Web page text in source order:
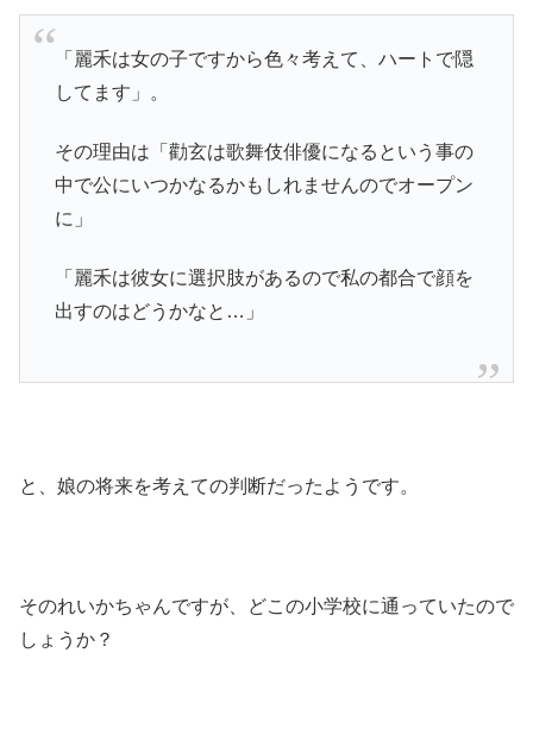
「麗禾は女の子ですから色々考えて、ハートで隠
してます」。
その理由は「勸玄は歌舞伎俳優になるという事の
中で公にいつかなるかもしれませんのでオープン
に」
「麗禾は彼女に選択肢があるので私の都合で顔を
出すのはどうかなと…」
と、娘の将来を考えての判断だったようです。
そのれいかちゃんですが、どこの小学校に通っていたので
しょうか？